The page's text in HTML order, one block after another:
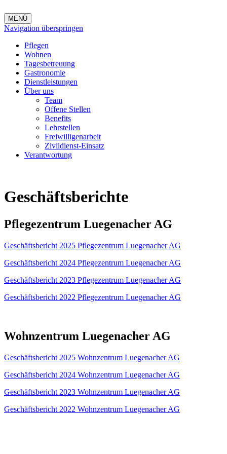
MENÜ
Navigation überspringen
Pflegen
Wohnen
Tagesbetreuung
Gastronomie
Dienstleistungen
Über uns
Team
Offene Stellen
Benefits
Lehrstellen
Freiwilligenarbeit
Zivildienst-Einsatz
Verantwortung
Geschäftsberichte
Pflegezentrum Luegenacher AG
Geschäftsbericht 2025 Pflegezentrum Luegenacher AG
Geschäftsbericht 2024 Pflegezentrum Luegenacher AG
Geschäftsbericht 2023 Pflegezentrum Luegenacher AG
Geschäftsbericht 2022 Pflegezentrum Luegenacher AG
Wohnzentrum Luegenacher AG
Geschäftsbericht 2025 Wohnzentrum Luegenacher AG
Geschäftsbericht 2024 Wohnzentrum Luegenacher AG
Geschäftsbericht 2023 Wohnzentrum Luegenacher AG
Geschäftsbericht 2022 Wohnzentrum Luegenacher AG